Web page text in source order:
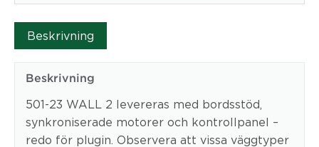
Beskrivning
Beskrivning
501-23 WALL 2 levereras med bordsstöd,
synkroniserade motorer och kontrollpanel –
redo för plugin. Observera att vissa väggtyper